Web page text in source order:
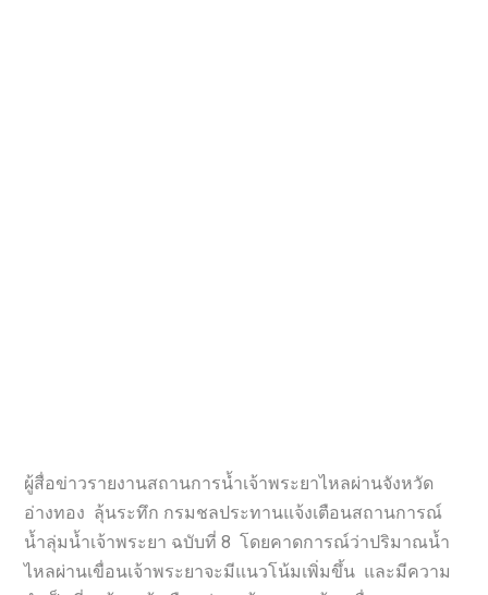
ผู้สื่อข่าวรายงานสถานการน้ำเจ้าพระยาไหลผ่านจังหวัด
อ่างทอง ลุ้นระทึก กรมชลประทานแจ้งเตือนสถานการณ์
น้ำลุ่มน้ำเจ้าพระยา ฉบับที่ 8 โดยคาดการณ์ว่าปริมาณน้ำ
ไหลผ่านเขื่อนเจ้าพระยาจะมีแนวโน้มเพิ่มขึ้น และมีความ